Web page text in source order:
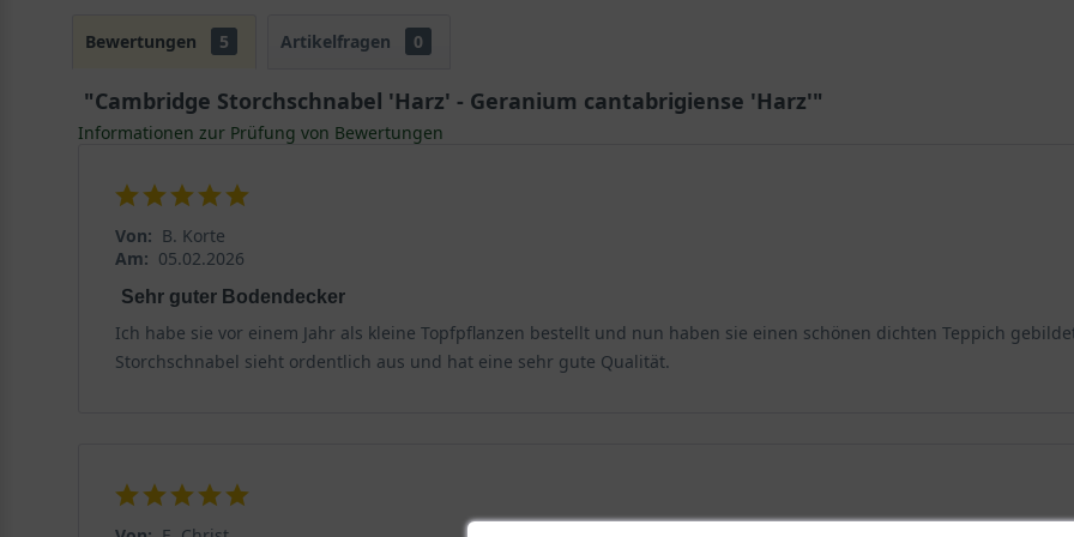
Bewertungen 5 Artikelfragen 0
"Cambridge Storchschnabel 'Harz' - Geranium cantabrigiense 'Harz'"
Informationen zur Prüfung von Bewertungen
Von: B. Korte
Am: 05.02.2026
Sehr guter Bodendecker
Ich habe sie vor einem Jahr als kleine Topfpflanzen bestellt und nun haben sie einen schönen dichten Teppich
Storchschnabel sieht ordentlich aus und hat eine sehr gute Qualität.